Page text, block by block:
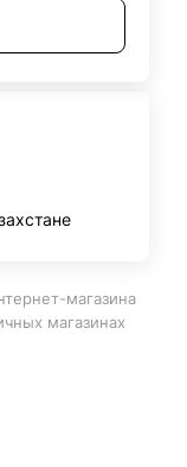
магазина
магазинах